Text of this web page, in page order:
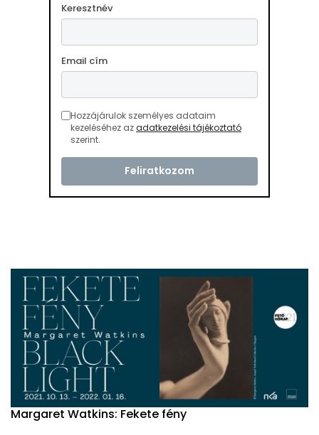
Keresztnév
Email cím
Hozzájárulok személyes adataim
kezeléséhez azadatkezelési tájékoztató
szerint.
Margaret Watkins: Fekete fény